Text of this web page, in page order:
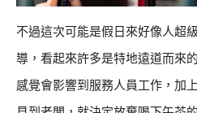
不過這次可能是假日來好像人超
導，看起來許多是特地遠道而來
感覺會影響到服務人員工作，加